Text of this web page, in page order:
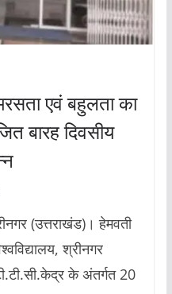
एवं बहुलता का
बारह दिवसीय
(उत्तराखंड)। हेमवती
श्रीनगर
के अंतर्गत 20